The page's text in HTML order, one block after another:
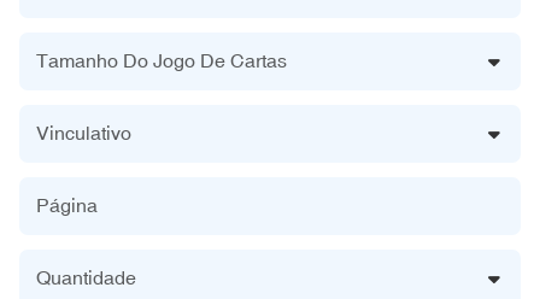
Tamanho Do Jogo De Cartas
Vinculativo
Página
Quantidade